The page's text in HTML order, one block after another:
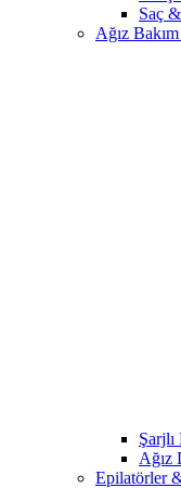
Saç
Ağız
Şarjlı
Ağız
Epilatörler